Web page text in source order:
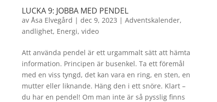
LUCKA 9: JOBBA MED PENDEL
av Åsa Elvegård | dec 9, 2023 | Adventskalender,
andlighet, Energi, video
Att använda pendel är ett urgammalt sätt att hämta
information. Principen är busenkel. Ta ett föremål
med en viss tyngd, det kan vara en ring, en sten, en
mutter eller liknande. Häng den i ett snöre. Klart –
du har en pendel! Om man inte är så pysslig finns